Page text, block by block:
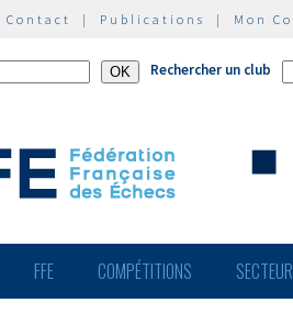
Contact | Publications | Mon
Rechercher un club
FFE COMPÉTITIONS